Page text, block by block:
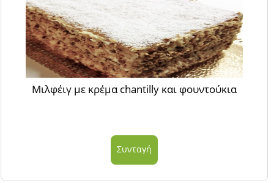
Μιλφέιγ με κρέμα chantilly και φουντούκια
Συνταγή